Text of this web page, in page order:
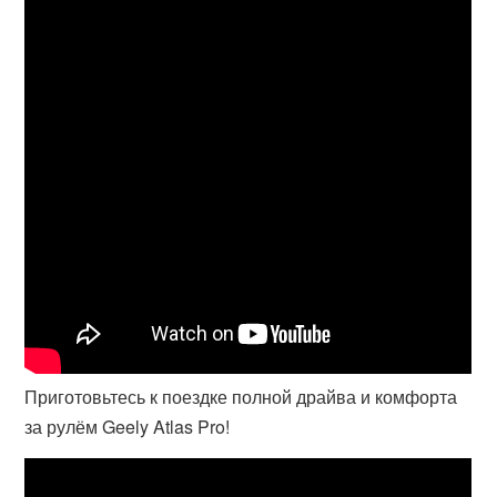
Приготовьтесь к поездке полной драйва и комфорта
за рулём Geely Atlas Pro!